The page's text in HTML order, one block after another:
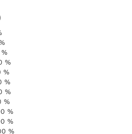
%
%
%
%
%
%
%
%